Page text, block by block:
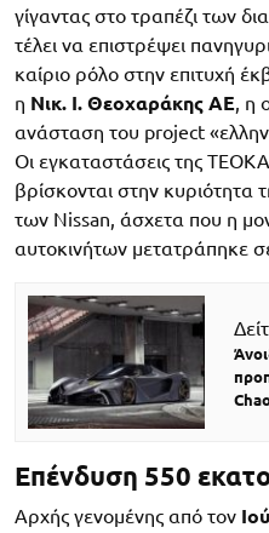
γίγαντας στο τραπέζι των
τέλει να επιστρέψει
καίριο ρόλο στην επιτυχή
η Νικ. Ι. Θεοχαράκης ΑΕ, η
ανάσταση του project
Οι εγκαταστάσεις της
βρίσκονται στην κυριότητα
των Nissan, άσχετα που η
αυτοκινήτων μετατράπηκε
Επένδυση 550
Αρχής γενομένης από τον